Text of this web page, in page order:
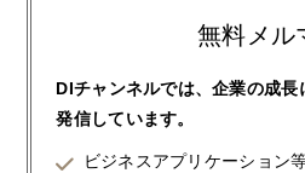
無料メル
DIチャンネルでは、企業の成
発信しています。
ビジネスアプリケーション